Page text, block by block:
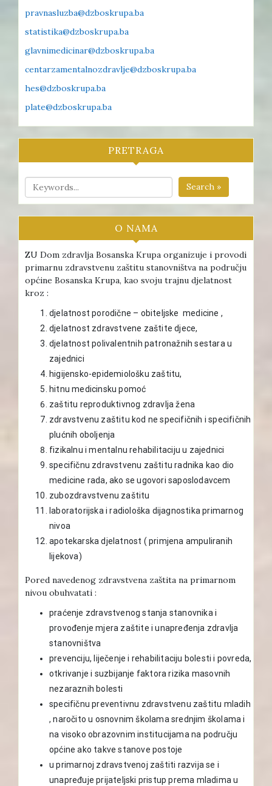
pravnasluzba@dzboskrupa.ba
statistika@dzboskrupa.ba
glavnimedicinar@dzboskrupa.ba
centarzamentalnozdravlje@dzboskrupa.ba
hes@dzboskrupa.ba
plate@dzboskrupa.ba
PRETRAGA
Search »
O NAMA
ZU Dom zdravlja Bosanska Krupa organizuje i provodi
primarnu zdravstvenu zaštitu stanovništva na području
općine Bosanska Krupa, kao svoju trajnu djelatnost
kroz :
djelatnost porodične – obiteljske medicine ,
djelatnost zdravstvene zaštite djece,
djelatnost polivalentnih patronažnih sestara u
zajednici
higijensko-epidemiološku zaštitu,
hitnu medicinsku pomoć
zaštitu reproduktivnog zdravlja žena
zdravstvenu zaštitu kod ne specifičnih i specifičnih
plućnih oboljenja
fizikalnu i mentalnu rehabilitaciju u zajednici
specifičnu zdravstvenu zaštitu radnika kao dio
medicine rada, ako se ugovori saposlodavcem
zubozdravstvenu zaštitu
laboratorijska i radiološka dijagnostika primarnog
nivoa
apotekarska djelatnost ( primjena ampuliranih
lijekova)
Pored navedenog zdravstvena zaštita na primarnom
nivou obuhvatati :
praćenje zdravstvenog stanja stanovnika i
provođenje mjera zaštite i unapređenja zdravlja
stanovništva
prevenciju, liječenje i rehabilitaciju bolesti i povreda,
otkrivanje i suzbijanje faktora rizika masovnih
nezaraznih bolesti
specifičnu preventivnu zdravstvenu zaštitu mladih
, naročito u osnovnim školama srednjim školama i
na visoko obrazovnim institucijama na području
općine ako takve stanove postoje
u primarnoj zdravstvenoj zaštiti razvija se i
unapređuje prijateljski pristup prema mladima u